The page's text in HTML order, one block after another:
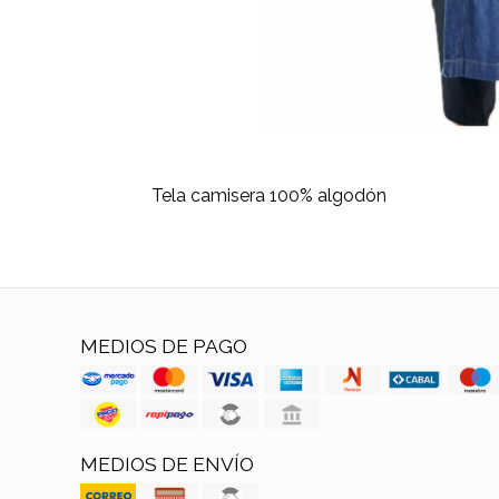
Tela camisera 100% algodón
MEDIOS DE PAGO
MEDIOS DE ENVÍO